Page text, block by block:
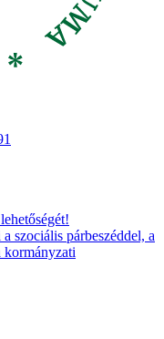
szociális párbeszéddel, a
kormányzati